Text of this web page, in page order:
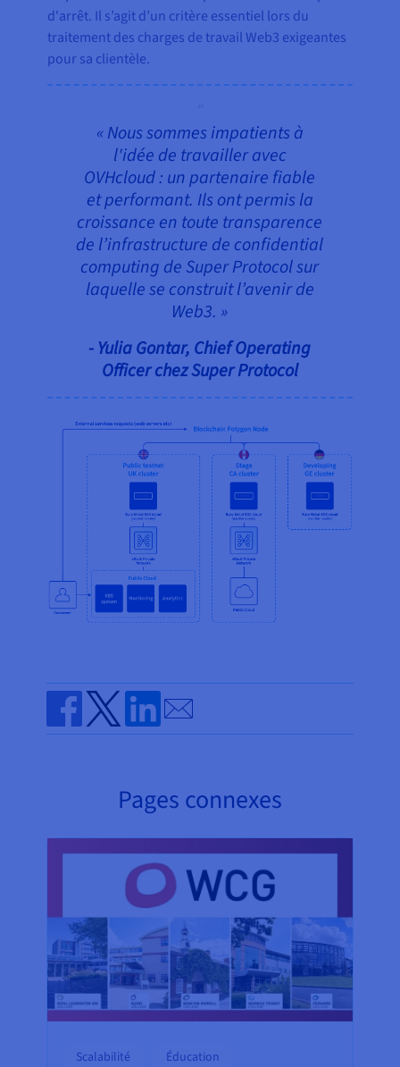
d'arrêt. Il s’agit d’un critère essentiel lors du
traitement des charges de travail Web3 exigeantes
pour sa clientèle.
« Nous sommes impatients à
l'idée de travailler avec
OVHcloud : un partenaire fiable
et performant. Ils ont permis la
croissance en toute transparence
de l’infrastructure de confidential
computing de Super Protocol sur
laquelle se construit l’avenir de
Web3. »
- Yulia Gontar, Chief Operating
Officer chez Super Protocol
Share on Facebook
Share on Twitter
Share on Linkedin
Send by email
Pages connexes
Scalabilité Éducation